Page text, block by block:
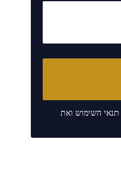
תנאי השימושואת